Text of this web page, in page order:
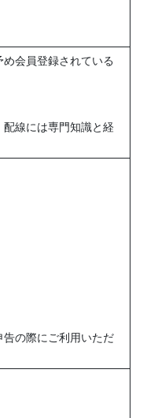
会員登録されている
線には専門知識と経
の際にご利用いただ